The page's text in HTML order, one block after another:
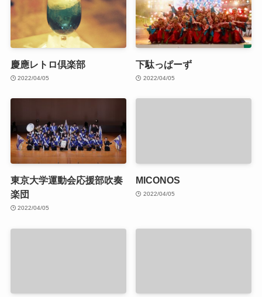
慶應レトロ倶楽部
2022/04/05
下駄っぱーず
2022/04/05
東京大学運動会応援部吹奏
楽団
2022/04/05
MICONOS
2022/04/05